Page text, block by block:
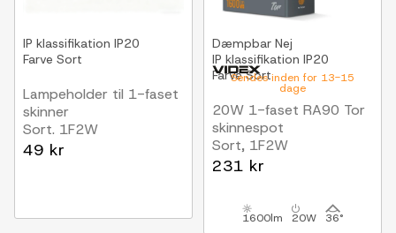
IP klassifikation IP20
Farve Sort
Lampeholder til 1-faset
skinner
Sort. 1F2W
49 kr
Sendes inden for 13-15
dage
Dæmpbar Nej
IP klassifikation IP20
FarveSort
20W 1-faset RA90 Tor
skinnespot
Sort, 1F2W
231 kr
1600lm 20W 36°